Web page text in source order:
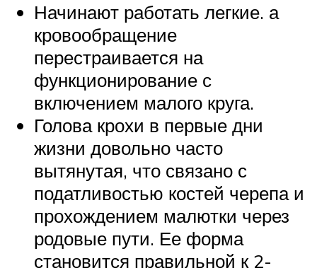
Начинают работать легкие. а
кровообращение
перестраивается на
функционирование с
включением малого круга.
Голова крохи в первые дни
жизни довольно часто
вытянутая, что связано с
податливостью костей черепа и
прохождением малютки через
родовые пути. Ее форма
становится правильной к 2-